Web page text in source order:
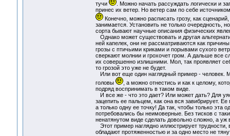
тучи
. Можно начать рассуждать логически и
принес их ветер. Но ветер сам по себе
Конечно, можно расписать грозу, как
занимается. Установить не только очередность,
сорта бывают научные описания физических
Однако может существовать и другая
ней капелек, они не рассматриваются как
грозы с птичьими криками и порывами сухого
сверкают молнии и грохочет гром. А дальше все
их совершенно излишними. Мол, так проявляет
то грозой это уже не будет.
Или вот еще один наглядный пример - человек.
головы
, а можно отнестись и как к целому,
подряд воспринимать в таком виде.
И все же - что это дает? Или может дать? Для
зацепить ее пальцем, как она вся завибрирует.
а только одну ее точку! Да так, чтобы только эта
потребовались бы неимоверные. Без тисков с
ненатянутом виде сделать довольно сложно, а уж
Этот пример наглядно иллюстрирует
обладают протяженностью и за одно место не